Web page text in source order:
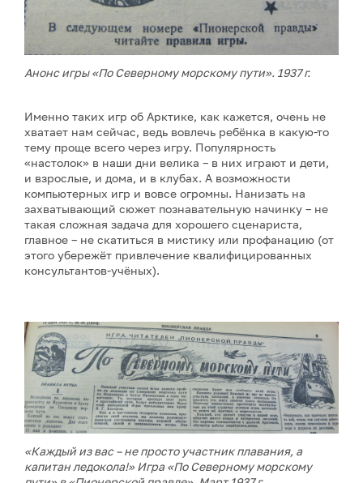
Анонс игры «По Северному морскому пути». 1937 г.
Именно таких игр об Арктике, как кажется, очень не
хватает нам сейчас, ведь вовлечь ребёнка в какую-то
тему проще всего через игру. Популярность
«настолок» в наши дни велика – в них играют и дети,
и взрослые, и дома, и в клубах. А возможности
компьютерных игр и вовсе огромны. Нанизать на
захватывающий сюжет познавательную начинку – не
такая сложная задача для хорошего сценариста,
главное – не скатиться в мистику или профанацию (от
этого убережёт привлечение квалифицированных
консультантов-учёных).
«Каждый из вас – не просто участник плавания, а
капитан ледокола!» Игра «По Северному морскому